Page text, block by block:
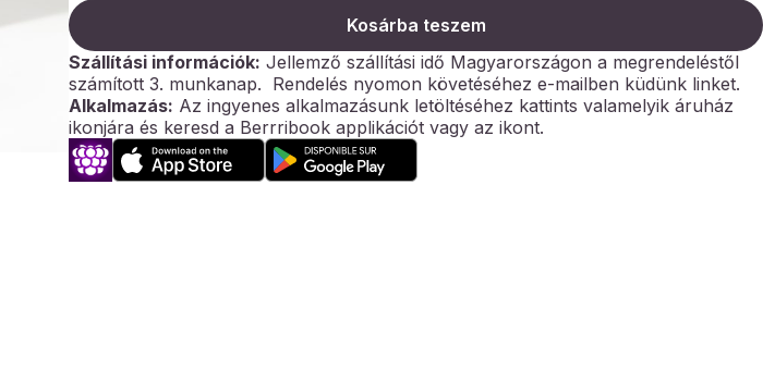
Kosárba teszem
Szállítási információk: Jellemző szállítási idő Magyarországon a megrendeléstől
számított 3. munkanap. Rendelés nyomon követéséhez e-mailben küdünk linket.
Alkalmazás: Az ingyenes alkalmazásunk letöltéséhez kattints valamelyik áruház
ikonjára és keresd a Berrribook applikációt vagy az ikont.